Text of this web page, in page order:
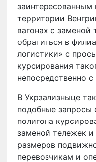
заинтересованным
территории
вагонах с заменой
обратиться в
логистики» с
курсирования
непосредственно
В Укрзализныце
подобные запросы
полигона
заменой тележек и
размеров
перевозчикам и